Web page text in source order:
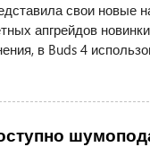
свои новые
апгрейдов
в Buds 4